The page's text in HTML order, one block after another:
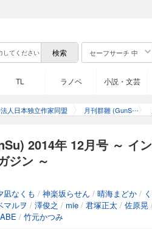
セーフサーチ 中
TL ラノベ 小説・文芸
人日本独立作家同盟
月刊群雛 (GunS
2014年 12月号 ～ イ
ジン ～
凪なくも / 神楽坂らせん / 晴海まどか /
マルヲ / 澤俊之 / mie / 君塚正太 / 佐原晃
/ 竹元かつみ